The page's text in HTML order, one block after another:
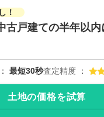
！
古戸建ての半年以内
最短30秒査定精度
土地の価格を試算